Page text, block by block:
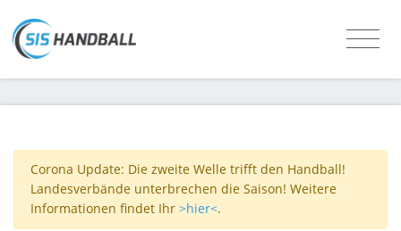
Corona Update: Die zweite Welle trifft den Handball!
Landesverbände unterbrechen die Saison! Weitere
Informationen findet Ihr >hier<.